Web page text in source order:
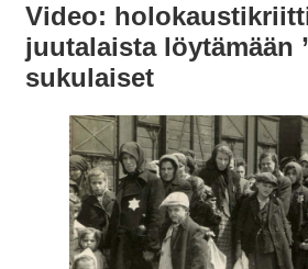
Video:
juutalaista löytämään
sukulaiset